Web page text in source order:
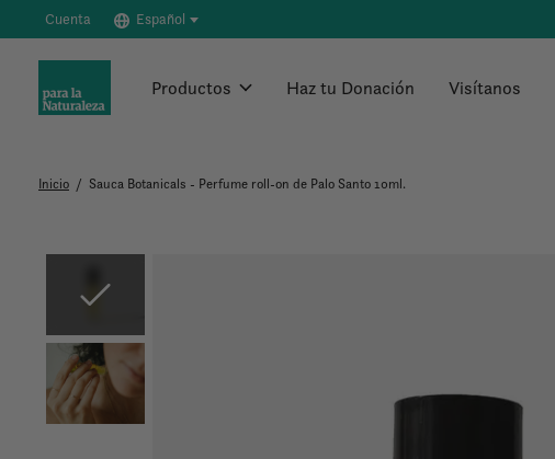
Cuenta Español
Productos Haz tu Donación Visítanos
Inicio / Sauca Botanicals - Perfume roll-on de Palo Santo 10ml.